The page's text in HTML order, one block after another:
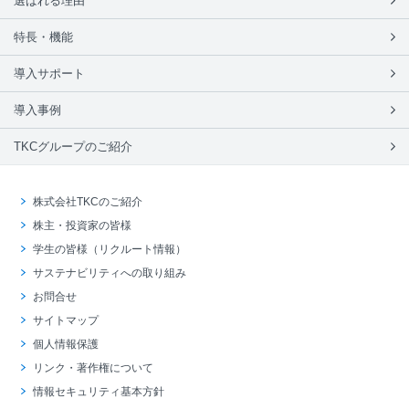
特長・機能
導入サポート
導入事例
TKCグループのご紹介
株式会社TKCのご紹介
株主・投資家の皆様
学生の皆様（リクルート情報）
サステナビリティへの取り組み
お問合せ
サイトマップ
個人情報保護
リンク・著作権について
情報セキュリティ基本方針